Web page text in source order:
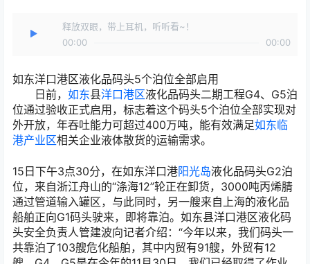
释放双眼，带上耳机，听听看~！
00:00
00:00
如东洋口港区液化品码头5个泊位全部启用
日前， 如东县洋口港区液化品码头二期工程G4、G5泊
位通过验收正式启用，标志着这个码头5个泊位全部实现对
外开放，年吞吐能力可超过400万吨，能有效满足如东临
港产业区相关企业液体散货的运输需求。
15日下午3点30分，在如东洋口港阳光岛液化品码头G2泊
位，来自浙江舟山的“涤海12”轮正在卸货，3000吨丙烯腈
通过管道输入罐区，与此同时，另一艘来自上海的液化品
船舶正向G1码头驶来，即将靠泊。如东县洋口港区液化码
头安全负责人管建波向记者介绍：“今年以来，我们码头一
共靠泊了103艘危化船舶，其中内贸有91艘，外贸有12